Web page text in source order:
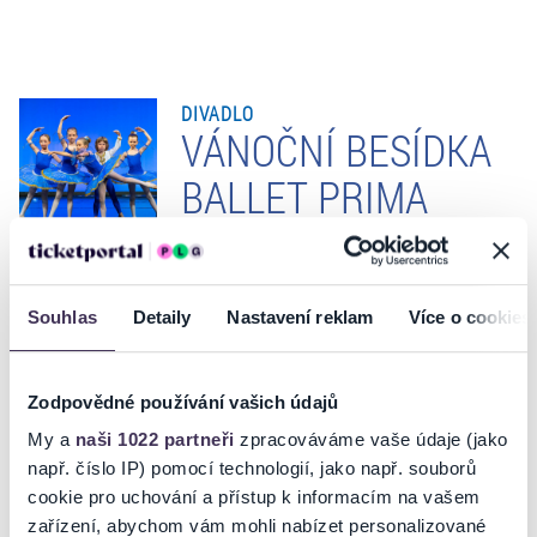
Souhlas Detaily Nastavení reklam Více o cookies
Zodpovědné používání vašich údajů
My a naši 1022 partneři zpracováváme vaše údaje (jako
např. číslo IP) pomocí technologií, jako např. souborů
cookie pro uchování a přístup k informacím na vašem
zařízení, abychom vám mohli nabízet personalizované
DIVADLO
VÁNOČNÍ BESÍDKA
BALLET PRIMA
PARDUBICE
VSTUPENKY
INFORMACE O AKCI